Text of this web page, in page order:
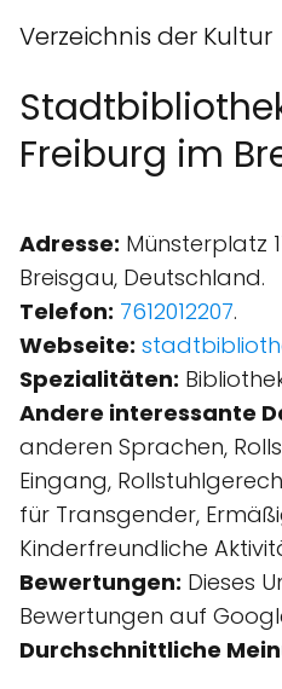
Verzeichnis der Kultur
Freiburg im
Adresse: Münsterplatz
Breisgau, Deutschland.
Telefon: 7612012207.
Webseite:
Spezialitäten:
Andere interessante
anderen Sprachen,
Eingang,
für Transgender,
Kinderfreundliche
Bewertungen: Dieses
Bewertungen auf
Durchschnittliche